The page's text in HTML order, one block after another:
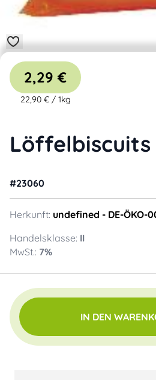
Löffelbiscuits
#23060
Herkunft: undefined - DE-ÖKO-
Handelsklasse: II
MwSt.: 7%
2,29 €
22,90 €/ 1kg
IN DEN